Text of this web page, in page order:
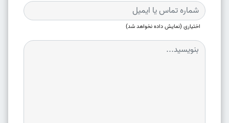
اختیاری (نمایش داده نخواهد شد)